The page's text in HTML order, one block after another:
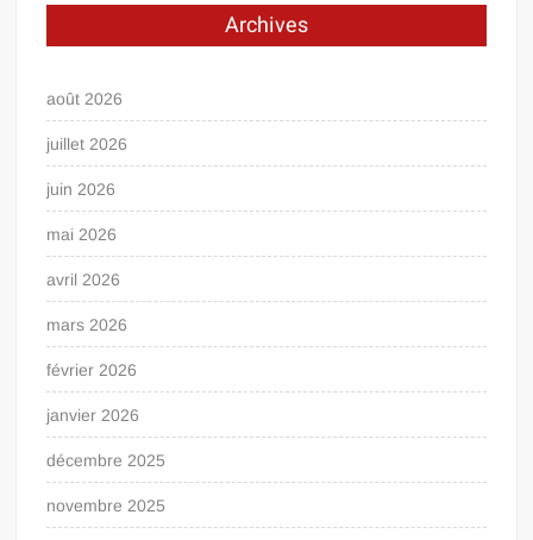
Archives
août 2026
juillet 2026
juin 2026
mai 2026
avril 2026
mars 2026
février 2026
janvier 2026
décembre 2025
novembre 2025